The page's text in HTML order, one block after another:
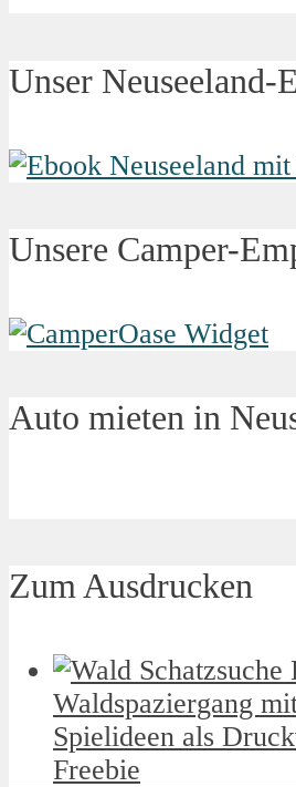
Unser Neuseeland-
Unsere Camper-
Auto mieten in
Zum Ausdrucken
Waldspaziergang
Spielideen als
Freebie